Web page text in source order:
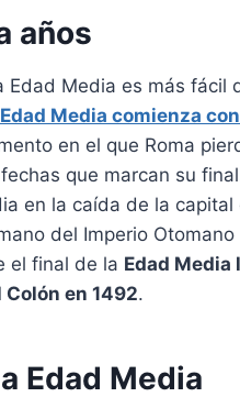
años
Edad Media es más
Media comienza
en el que Roma
que marcan su
en la caída de la capital
del Imperio
el final de la Edad
en 1492.
Edad Media